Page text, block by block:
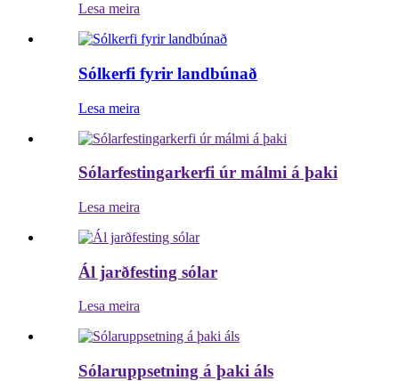
Lesa meira
Sólkerfi fyrir landbúnað
Lesa meira
Sólarfestingarkerfi úr málmi á þaki
Lesa meira
Ál jarðfesting sólar
Lesa meira
Sólaruppsetning á þaki áls